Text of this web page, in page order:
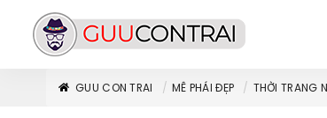
GUU CON TRAI MÊ PHÁI ĐẸP THỜI TRANG